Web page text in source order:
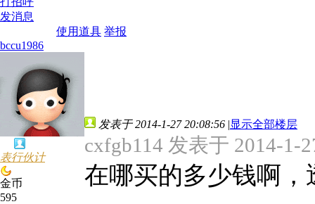
发消息
使用道具 举报
bccu1986
表行伙计
金币
595
发表于 2014-1-27 20:08:56 |显示全部楼层
cxfgb114 发表于 2014-1-
在哪买的多少钱啊，